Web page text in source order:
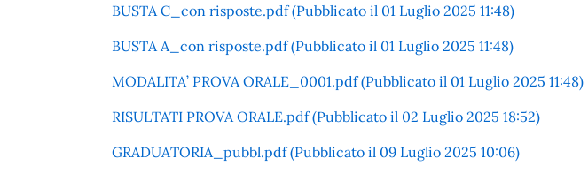
BUSTA C_con risposte.pdf (Pubblicato il 01 Luglio 2025 11:48)
BUSTA A_con risposte.pdf (Pubblicato il 01 Luglio 2025 11:48)
MODALITA’ PROVA ORALE_0001.pdf (Pubblicato il 01 Luglio 2025 11:48)
RISULTATI PROVA ORALE.pdf (Pubblicato il 02 Luglio 2025 18:52)
GRADUATORIA_pubbl.pdf (Pubblicato il 09 Luglio 2025 10:06)